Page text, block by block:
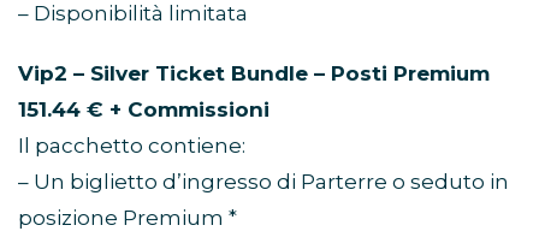
– Disponibilità limitata
Vip2 – Silver Ticket Bundle – Posti Premium
151.44 € + Commissioni
Il pacchetto contiene:
– Un biglietto d’ingresso di Parterre o seduto in
posizione Premium *